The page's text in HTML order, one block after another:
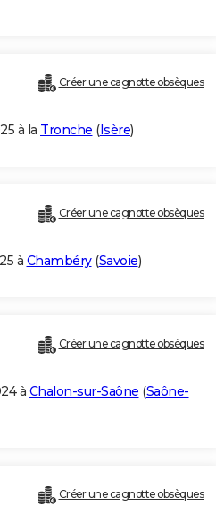
Créer une cagnotte obsèques
à la Tronche (Isère)
Créer une cagnotte obsèques
à Chambéry(Savoie)
Créer une cagnotte obsèques
à Chalon-sur-Saône (Saône-
Créer une cagnotte obsèques